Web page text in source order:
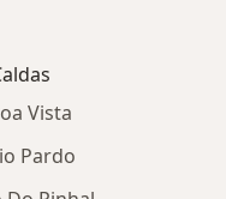
Vista
Pardo